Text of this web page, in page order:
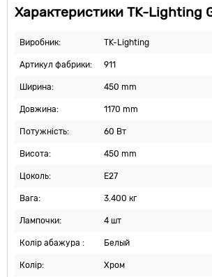
Характеристики TK-Lighting
Виробник: TK-Lighting
Артикул фабрики: 911
Ширина: 450 mm
Довжина: 1170 mm
Потужність: 60 Вт
Висота: 450 mm
Цоколь: E27
Вага: 3.400 кг
Лампочки: 4 шт
Колір абажура : Белый
Колір: Хром